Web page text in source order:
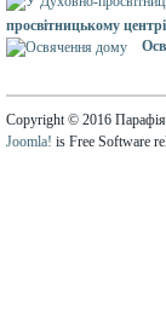
просвітницькому
Copyright © 2016
Joomla! is Free Software